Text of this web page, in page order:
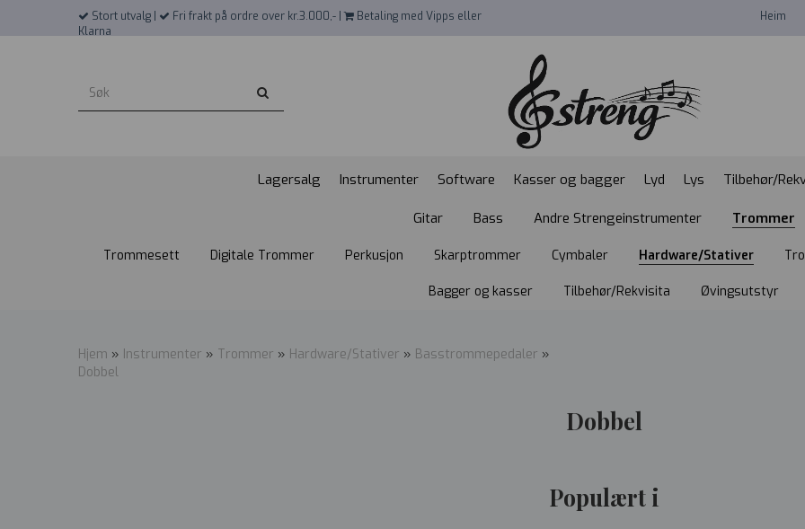
Stort utvalg | Fri frakt på ordre over kr.3.000,- |
Betaling med Vipps eller
Klarna
Heim
Lagersalg Instrumenter Software Kasser og bagger Lyd Lys Tilbehør/
Gitar Bass Andre Strengeinstrumenter Trommer
Trommesett Digitale Trommer Perkusjon Skarptrommer Cymbaler Hardware/Stativer
Bagger og kasser Tilbehør/Rekvisita Øvingsutstyr
Hjem » Instrumenter » Trommer » Hardware/Stativer » Basstrommepedaler »
Dobbel
Dobbel
Populært i